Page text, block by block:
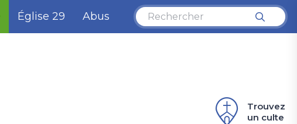
Église 29 Abus
Trouvez
un culte